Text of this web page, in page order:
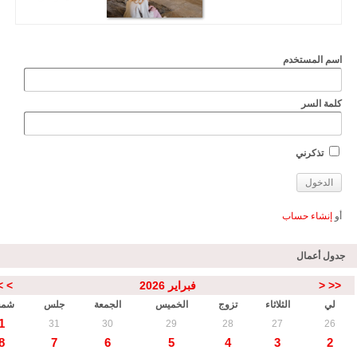
اسم المستخدم
كلمة السر
تذكرني
أو إنشاء حساب
جدول أعمال
<<
< فبراير 2026 >
لي الثلاثاء تزوج الخميس الجمعة جلس
26
27
28
29
30
31
1
2
3
4
5
6
7
8